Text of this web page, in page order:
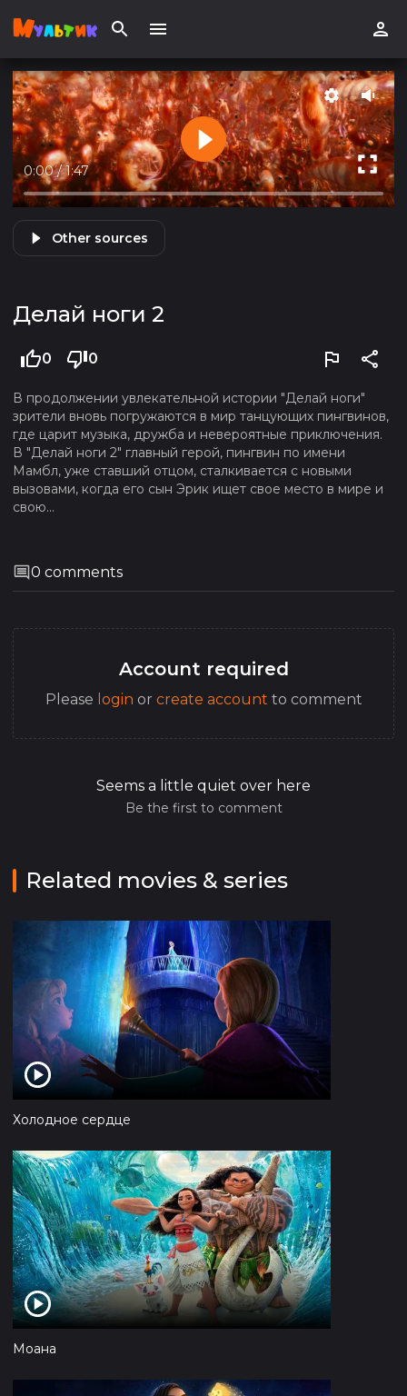
0:00/ 1:47
Other sources
Делай ноги 2
0 0
В продолжении увлекательной истории "Делай ноги"
зрители вновь погружаются в мир танцующих пингвинов,
где царит музыка, дружба и невероятные приключения.
В "Делай ноги 2" главный герой, пингвин по имени
Мамбл, уже ставший отцом, сталкивается с новыми
вызовами, когда его сын Эрик ищет свое место в мире и
свою...
0 comments
Account required
Please login or create account to comment
Seems a little quiet over here
Be the first to comment
Related movies & series
Холодное сердце
Моана